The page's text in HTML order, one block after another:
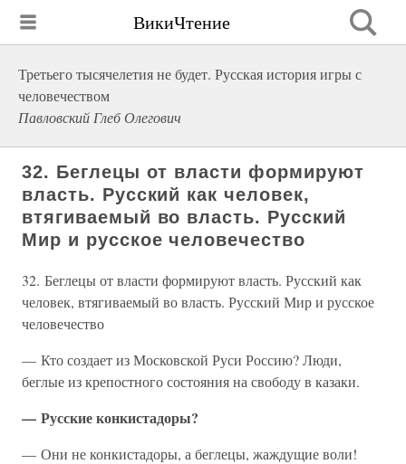
ВикиЧтение
Третьего тысячелетия не будет. Русская история игры с
человечеством
Павловский Глеб Олегович
32. Беглецы от власти формируют
власть. Русский как человек,
втягиваемый во власть. Русский
Мир и русское человечество
32. Беглецы от власти формируют власть. Русский как
человек, втягиваемый во власть. Русский Мир и русское
человечество
— Кто создает из Московской Руси Россию? Люди,
беглые из крепостного состояния на свободу в казаки.
— Русские конкистадоры?
— Они не конкистадоры, а беглецы, жаждущие воли!